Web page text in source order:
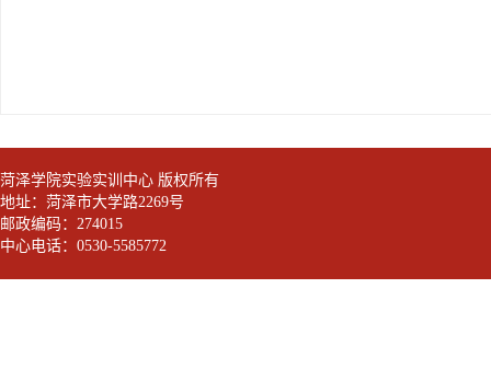
菏泽学院实验实训中心 版权所有
地址：菏泽市大学路2269号
邮政编码：274015
中心电话：0530-5585772